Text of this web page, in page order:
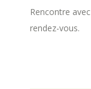
Rencontre
rendez-vous.